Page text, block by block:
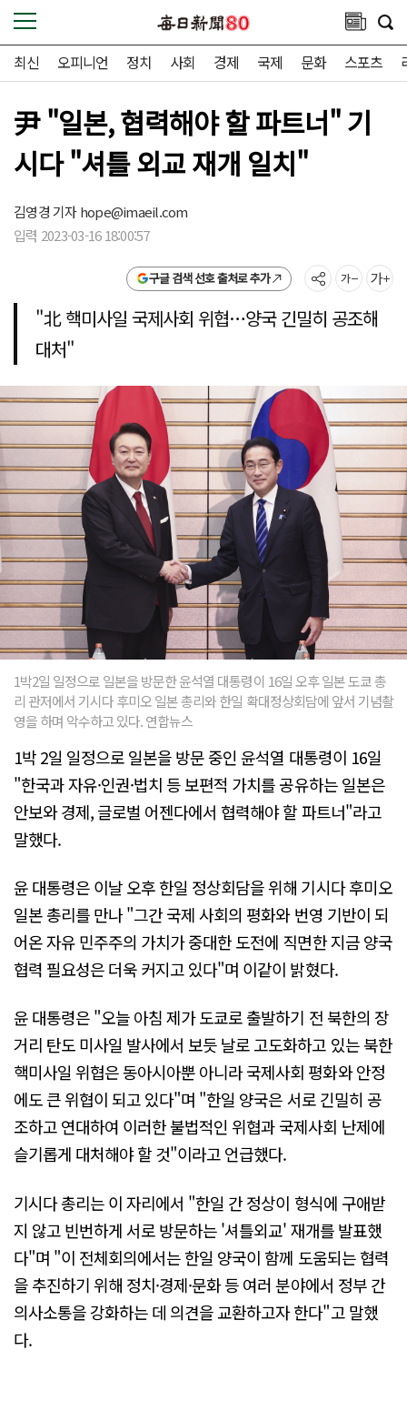
최신 오피니언 정치 사회 경제 국제 문화 스포츠
尹 "일본, 협력해야 할 파트너" 기
시다 "셔틀 외교 재개 일치"
김영경 기자hope@imaeil.com
입력 2023-03-16 18:00:57
구글 검색 선호 출처로 추가
"北 핵미사일 국제사회 위협…양국 긴밀히 공조해
대처"
1박2일 일정으로 일본을 방문한 윤석열 대통령이 16일 오후 일본 도쿄 총
리 관저에서 기시다 후미오 일본 총리와 한일 확대정상회담에 앞서 기념촬
영을 하며 악수하고 있다. 연합뉴스
1박 2일 일정으로 일본을 방문 중인 윤석열 대통령이 16일
"한국과 자유·인권·법치 등 보편적 가치를 공유하는 일본은
안보와 경제, 글로벌 어젠다에서 협력해야 할 파트너"라고
말했다.
윤 대통령은 이날 오후 한일 정상회담을 위해 기시다 후미오
일본 총리를 만나 "그간 국제 사회의 평화와 번영 기반이 되
어온 자유 민주주의 가치가 중대한 도전에 직면한 지금 양국
협력 필요성은 더욱 커지고 있다"며 이같이 밝혔다.
윤 대통령은 "오늘 아침 제가 도쿄로 출발하기 전 북한의 장
거리 탄도 미사일 발사에서 보듯 날로 고도화하고 있는 북한
핵미사일 위협은 동아시아뿐 아니라 국제사회 평화와 안정
에도 큰 위협이 되고 있다"며 "한일 양국은 서로 긴밀히 공
조하고 연대하여 이러한 불법적인 위협과 국제사회 난제에
슬기롭게 대처해야 할 것"이라고 언급했다.
기시다 총리는 이 자리에서 "한일 간 정상이 형식에 구애받
지 않고 빈번하게 서로 방문하는 '셔틀외교' 재개를 발표했
다"며 "이 전체회의에서는 한일 양국이 함께 도움되는 협력
을 추진하기 위해 정치·경제·문화 등 여러 분야에서 정부 간
의사소통을 강화하는 데 의견을 교환하고자 한다"고 말했
다.